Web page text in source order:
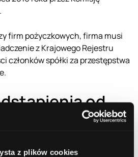
z plików cookies
firm pożyczkowych, firma musi
z Krajowego Rejestru
członków spółki za przestępstwa
od
do rezygnacji z kredytu